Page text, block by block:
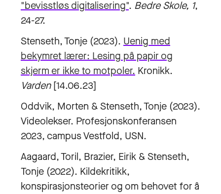
"bevisstløs digitalisering". Bedre Skole, 1,
24-27.
Stenseth, Tonje (2023). Uenig med
bekymret lærer: Lesing på papir og
skjerm er ikke to motpoler. Kronikk.
Varden[14.06.23]
Oddvik, Morten & Stenseth, Tonje (2023).
Videolekser. Profesjonskonferansen
2023, campus Vestfold, USN.
Aagaard, Toril, Brazier, Eirik & Stenseth,
Tonje (2022). Kildekritikk,
konspirasjonsteorier og om behovet for å